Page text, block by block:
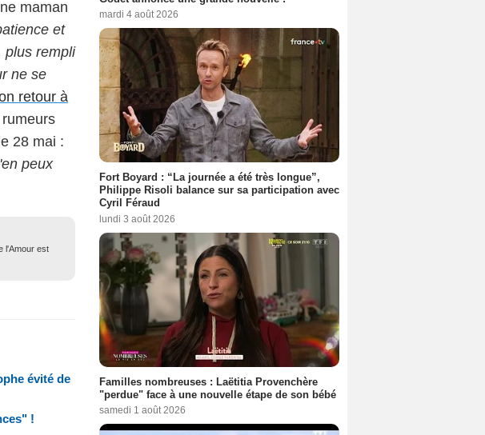
maman
et
plus rempli
ne se
retour à
rumeurs
28 mai :
peux
l'Amour est
évité de
!
mardi 4 août 2026
Fort Boyard : “La journée a été très longue”,
Philippe Risoli balance sur sa participation avec
Cyril Féraud
lundi 3 août 2026
Familles nombreuses : Laëtitia Provenchère
"perdue" face à une nouvelle étape de son bébé
samedi 1 août 2026